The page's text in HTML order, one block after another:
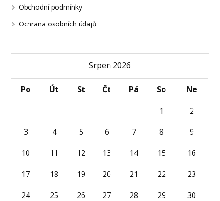
Obchodní podmínky
Ochrana osobních údajů
Srpen 2026
Po Út St Čt Pá So
Ne
1
2
3
4 5 6 7 8
9
10
11 12 13 14 15
16
17
18 19 20 21 22
23
24
25 26 27 28 29
30